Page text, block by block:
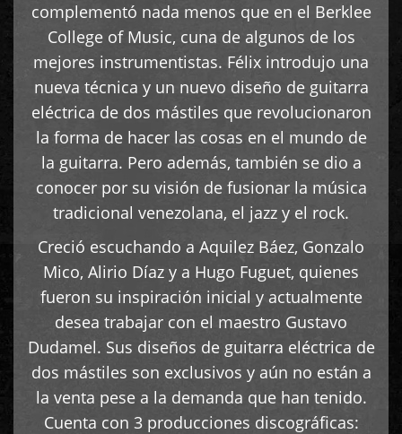
complementó nada menos que en el Berklee
College of Music, cuna de algunos de los
mejores instrumentistas. Félix introdujo una
nueva técnica y un nuevo diseño de guitarra
eléctrica de dos mástiles que revolucionaron
la forma de hacer las cosas en el mundo de
la guitarra. Pero además, también se dio a
conocer por su visión de fusionar la música
tradicional venezolana, el jazz y el rock.
Creció escuchando a Aquilez Báez, Gonzalo
Mico, Alirio Díaz y a Hugo Fuguet, quienes
fueron su inspiración inicial y actualmente
desea trabajar con el maestro Gustavo
Dudamel. Sus diseños de guitarra eléctrica de
dos mástiles son exclusivos y aún no están a
la venta pese a la demanda que han tenido.
Cuenta con 3 producciones discográficas: